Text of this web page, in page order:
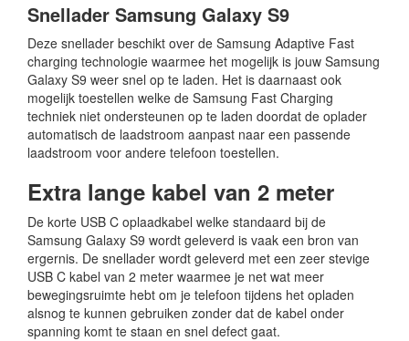
Snellader Samsung Galaxy S9
Deze snellader beschikt over de Samsung Adaptive Fast
charging technologie waarmee het mogelijk is jouw Samsung
Galaxy S9 weer snel op te laden. Het is daarnaast ook
mogelijk toestellen welke de Samsung Fast Charging
techniek niet ondersteunen op te laden doordat de oplader
automatisch de laadstroom aanpast naar een passende
laadstroom voor andere telefoon toestellen.
Extra lange kabel van 2 meter
De korte USB C oplaadkabel welke standaard bij de
Samsung Galaxy S9 wordt geleverd is vaak een bron van
ergernis. De snellader wordt geleverd met een zeer stevige
USB C kabel van 2 meter waarmee je net wat meer
bewegingsruimte hebt om je telefoon tijdens het opladen
alsnog te kunnen gebruiken zonder dat de kabel onder
spanning komt te staan en snel defect gaat.